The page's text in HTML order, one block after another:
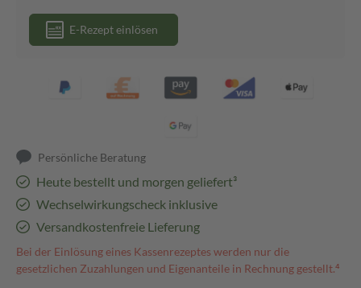
E-Rezept einlösen
Persönliche Beratung
Heute bestellt und morgen geliefert³
Wechselwirkungscheck inklusive
Versandkostenfreie Lieferung
Bei der Einlösung eines Kassenrezeptes werden nur die
gesetzlichen Zuzahlungen und Eigenanteile in Rechnung gestellt.⁴